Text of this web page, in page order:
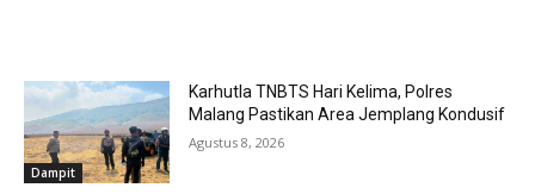
Dampit
Karhutla TNBTS Hari Kelima, Polres
Malang Pastikan Area Jemplang Kondusif
Agustus 8, 2026